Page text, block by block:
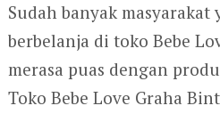
Sudah banyak masyarakat
berbelanja di toko Bebe
merasa puas dengan
Toko Bebe Love Graha